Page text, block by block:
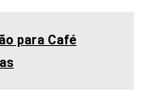
para Café